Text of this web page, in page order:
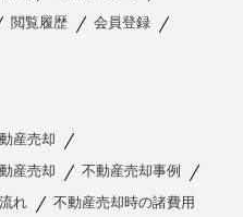
閲覧履歴
会員登録
産売却
産売却
不動産売却事例
れ 不動産売却時の諸費用